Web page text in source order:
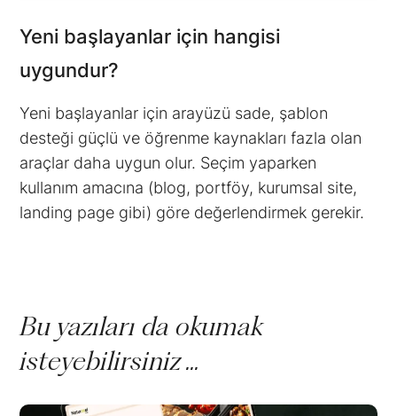
Yeni başlayanlar için hangisi
uygundur?
Yeni başlayanlar için arayüzü sade, şablon
desteği güçlü ve öğrenme kaynakları fazla olan
araçlar daha uygun olur. Seçim yaparken
kullanım amacına (blog, portföy, kurumsal site,
landing page gibi) göre değerlendirmek gerekir.
Bu yazıları da okumak
isteyebilirsiniz ...